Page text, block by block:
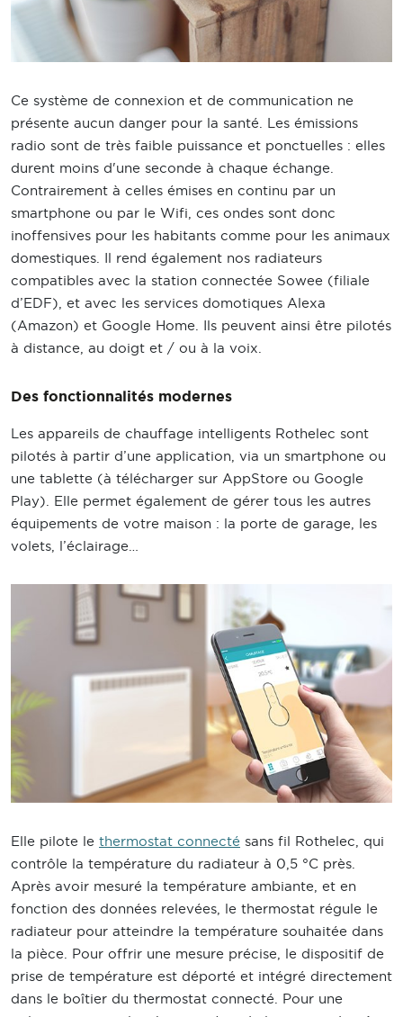
Ce système de connexion et de communication ne
présente aucun danger pour la santé. Les émissions
radio sont de très faible puissance et ponctuelles : elles
durent moins d'une seconde à chaque échange.
Contrairement à celles émises en continu par un
smartphone ou par le Wifi, ces ondes sont donc
inoffensives pour les habitants comme pour les animaux
domestiques. Il rend également nos radiateurs
compatibles avec la station connectée Sowee (filiale
d’EDF), et avec les services domotiques Alexa
(Amazon) et Google Home. Ils peuvent ainsi être pilotés
à distance, au doigt et / ou à la voix.
Des fonctionnalités modernes
Les appareils de chauffage intelligents Rothelec sont
pilotés à partir d’une application, via un smartphone ou
une tablette (à télécharger sur AppStore ou Google
Play). Elle permet également de gérer tous les autres
équipements de votre maison : la porte de garage, les
volets, l’éclairage…
Elle pilote le thermostat connecté sans fil Rothelec, qui
contrôle la température du radiateur à 0,5 °C près.
Après avoir mesuré la température ambiante, et en
fonction des données relevées, le thermostat régule le
radiateur pour atteindre la température souhaitée dans
la pièce. Pour offrir une mesure précise, le dispositif de
prise de température est déporté et intégré directement
dans le boîtier du thermostat connecté. Pour une